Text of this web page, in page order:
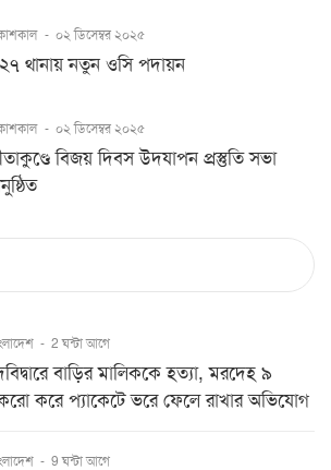
- ০২ ডিসেম্বর ২০২৫
থানায় নতুন ওসি পদায়ন
- ০২ ডিসেম্বর ২০২৫
বিজয় দিবস উদযাপন প্রস্তুতি সভা
- 2 ঘন্টা আগে
বাড়ির মালিককে হত্যা, মরদেহ ৯
করে প্যাকেটে ভরে ফেলে রাখার অভিযোগ
- 9 ঘন্টা আগে